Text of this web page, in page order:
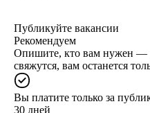
Публикуйте вакансии
Рекомендуем
Опишите, кто вам нужен —
свяжутся, вам останется
Вы платите только за
30 дней